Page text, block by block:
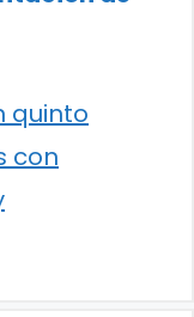
quinto
con